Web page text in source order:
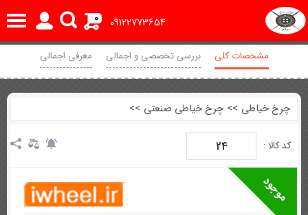
09122773654
0
مشخصات کلی بررسی تخصصی و اجمالی معرفی اجمالی
چرخ خیاطی >> چرخ خیاطی صنعتی >>
کد کالا : 24